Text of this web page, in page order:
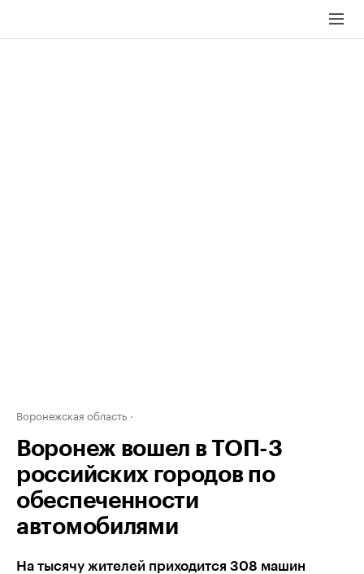
Воронежская область
Воронеж вошел в ТОП-3
российских городов по
обеспеченности
автомобилями
На тысячу жителей приходится 308 машин